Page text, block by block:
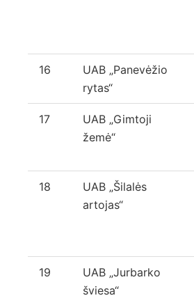
16
UAB „Panevėžio
rytas“
17
UAB „Gimtoji
žemė“
18
UAB „Šilalės
artojas“
19
UAB „Jurbarko
šviesa“